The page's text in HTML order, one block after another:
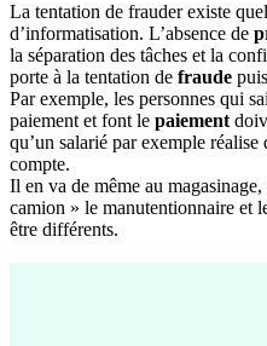
La tentation de frauder existe
d’informatisation. L’absence de
la séparation des tâches et la
porte à la tentation de fraude
Par exemple, les personnes qui
paiement et font le paiement
qu’un salarié par exemple réalise
compte.
Il en va de même au
camion » le manutentionnaire et
être différents.